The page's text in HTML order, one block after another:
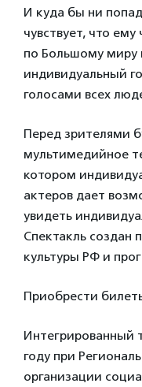
И куда бы ни
чувствует, что ему
по Большому миру
индивидуальный
голосами всех
Перед зрителями
мультимедийное
котором
актеров дает
увидеть
Спектакль создан
культуры РФ и
Приобрести
Интегрированный
году при
организации